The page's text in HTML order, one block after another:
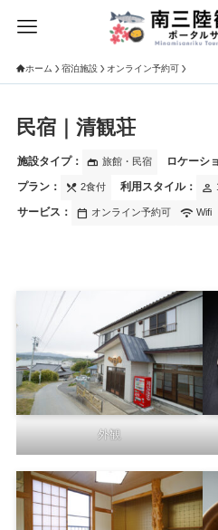
ホーム 宿泊施設 オンライン予約可
民宿｜清観荘
施設タイプ： gite 旅館・民宿 ロケーシ
プラン： local_dining 2食付 利用スタイル： person
サービス： calendar_today オンライン予約可 wifi Wifi
外観